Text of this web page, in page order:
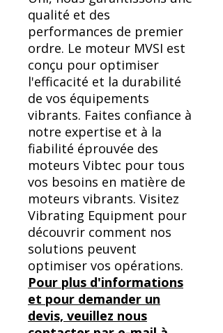
qualité et des
performances de premier
ordre. Le moteur MVSI est
conçu pour optimiser
l'efficacité et la durabilité
de vos équipements
vibrants. Faites confiance à
notre expertise et à la
fiabilité éprouvée des
moteurs Vibtec pour tous
vos besoins en matière de
moteurs vibrants. Visitez
Vibrating Equipment pour
découvrir comment nos
solutions peuvent
optimiser vos opérations.
Pour plus d'informations
et pour demander un
devis, veuillez nous